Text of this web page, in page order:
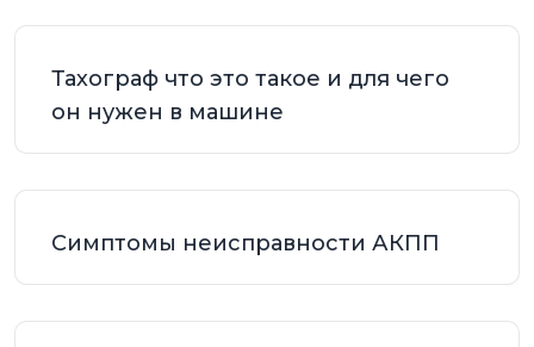
Тахограф что это такое и для чего
он нужен в машине
Симптомы неисправности АКПП